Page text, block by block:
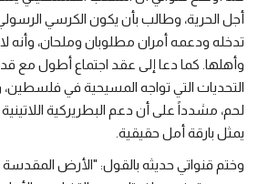
أجل الحرية، وطالب بأن يكون الكرسي
تدخله ودعمه أمران مطلوبان وملحان، وأنه
وأهلها. كما دعا إلى عقد اجتماع أطول مع
التحديات التي تواجه المسيحية في
لحم، مشدداً على أن دعم البطريركية
يمثل بارقة أمل حقيقية.
وختم قنواتي حديثه بالقول: "الأرض المقدسة